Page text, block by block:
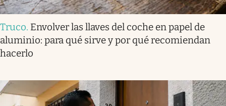
Truco. Envolver las llaves del coche en papel de
aluminio: para qué sirve y por qué recomiendan
hacerlo